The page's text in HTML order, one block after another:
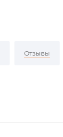
Отзывы